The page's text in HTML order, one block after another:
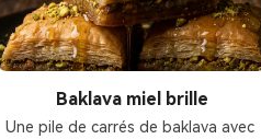
Baklava miel brille
Une pile de carrés de baklava avec